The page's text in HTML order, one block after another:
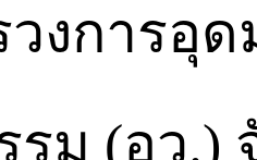
วงการอุ
ม (อว.)